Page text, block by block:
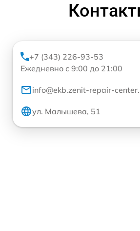
+7 (343) 226-93-53
Ежедневно с 9:00 до 21:00
info@ekb.zenit-repair-
ул. Малышева, 51